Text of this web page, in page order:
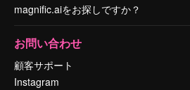
magnific.aiをお探しですか？
お問い合わせ
顧客サポート
Instagram